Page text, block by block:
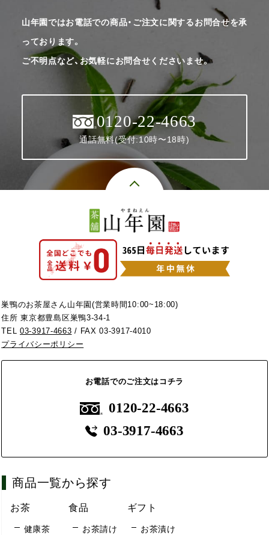
山年園ではお電話での商品・ご注文に関するお問合せを承
っております。
ご不明点など、お気軽にお問合せくださいませ。
0120-22-4663
通話無料(受付:10時〜18時)
巣鴨のお茶屋さん山年園(営業時間10:00~18:00)
住所 東京都豊島区巣鴨3-34-1
TEL03-3917-4663 / FAX 03-3917-4010
プライバシーポリシー
お電話でのご注文はコチラ
0120-22-4663
03-3917-4663
商品一覧から探す
お茶
健康茶
食品
お茶請け
ギフト
お茶漬け